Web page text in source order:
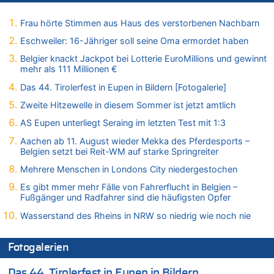
Tempolimit in 30er-Zonen – Untersuchung von Vias
09.08.2026 - 11:07 von Chips zu
Tempolimit in 30er-Zonen – Untersuchung von Vias
Zwölf Jahre nach Aachener Bankraub: 70-Jähriger gefasst
09.08.2026 - 10:57 von Ach zu
Politischer Eklat bei der Gedenkfeier in Marcinelle – Meloni:
09.08.2026 - 10:55 von Traurig zu
„Schwerwiegende und beschämende Geste“
09.08.2026 - 10:07 von erbo zu
Leipzig, Mechernich und die Frage: Wer steckt hinter den
Drohnen mit Strengstoff? War es Russland?
Politischer Eklat bei der Gedenkfeier in Marcinelle – Meloni:
„Schwerwiegende und beschämende Geste“
Frau hörte Stimmen aus Haus des verstorbenen Nachbarn
Eschweiler: 16-Jähriger soll seine Oma ermordet haben
Belgier knackt Jackpot bei Lotterie EuroMillions und gewinnt
mehr als 111 Millionen €
Das 44. Tirolerfest in Eupen in Bildern [Fotogalerie]
Zweite Hitzewelle in diesem Sommer ist jetzt amtlich
AS Eupen unterliegt Seraing im letzten Test mit 1:3
Aachen ab 11. August wieder Mekka des Pferdesports –
Belgien setzt bei Reit-WM auf starke Springreiter
Mehrere Menschen in Londons City niedergestochen
Es gibt mmer mehr Fälle von Fahrerflucht in Belgien –
Fußgänger und Radfahrer sind die häufigsten Opfer
Wasserstand des Rheins in NRW so niedrig wie noch nie
Fotogalerien